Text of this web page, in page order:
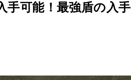
手可能！最強盾の入手